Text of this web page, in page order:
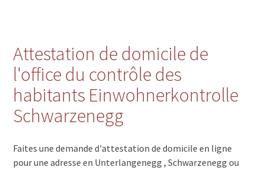
Attestation de domicile de
l'office du contrôle des
habitants Einwohnerkontrolle
Schwarzenegg
Faites une demande d'attestation de domicile en ligne
pour une adresse en Unterlangenegg , Schwarzenegg ou